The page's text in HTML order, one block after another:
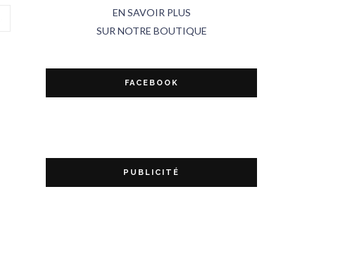
EN SAVOIR PLUS
SUR NOTRE BOUTIQUE
FACEBOOK
PUBLICITÉ